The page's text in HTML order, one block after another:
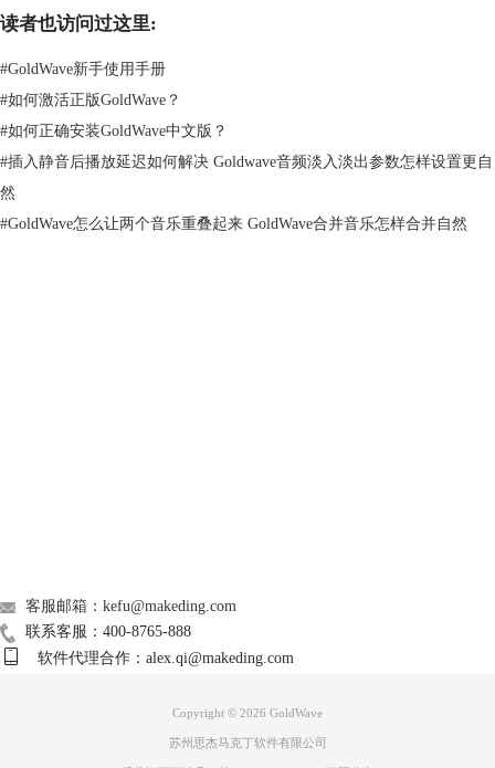
图3 设置文件格式
在“目的地”选项卡下，可以设置文件的输出位置，一般来说，我们建议将
输出文件保留在原始文件夹中，或者将其保存到指定位置，不推荐覆盖或
删除原始文件，这样可能会导致一些操作无法回溯。
读者也访问过这里:
#GoldWave新手使用手册
#如何激活正版GoldWave？
#如何正确安装GoldWave中文版？
#插入静音后播放延迟如何解决 Goldwave音频淡入淡出参数怎样设置更自
然
#GoldWave怎么让两个音乐重叠起来 GoldWave合并音乐怎样合并自然
客服邮箱：kefu@makeding.com
联系客服：400-8765-888
软件代理合作：alex.qi@makeding.com
Copyright © 2026 GoldWave
苏州思杰马克丁软件有限公司